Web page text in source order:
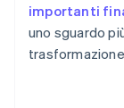
importanti
uno sguardo